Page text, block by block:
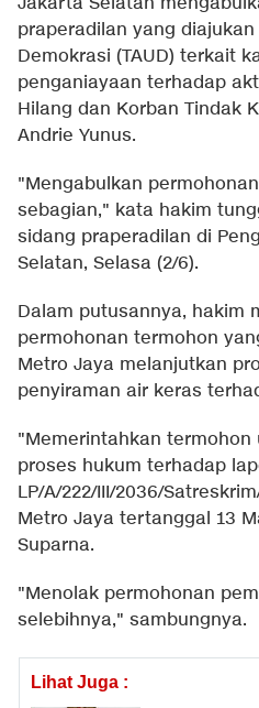
praperadilan yang
Demokrasi (TAUD) terkait
penganiayaan terhadap
Hilang dan Korban Tindak
Andrie Yunus.
"Mengabulkan
sebagian," kata hakim
sidang praperadilan di
Selatan, Selasa (2/6).
Dalam putusannya, hakim
permohonan termohon
Metro Jaya melanjutkan
penyiraman air keras
"Memerintahkan
proses hukum terhadap
LP/A/222/III/2036/
Metro Jaya tertanggal 13
Suparna.
"Menolak permohonan
selebihnya," sambungnya.
Lihat Juga :